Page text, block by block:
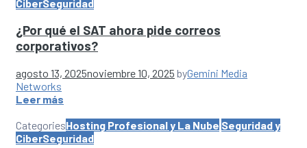
CiberSeguridad
¿Por qué el SAT ahora pide correos
corporativos?
agosto 13, 2025noviembre 10, 2025 byGemini Media
Networks
Leer más
CategoriesHosting Profesional y La Nube Seguridad y
CiberSeguridad